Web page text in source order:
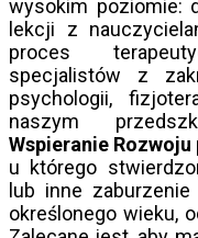
wysokim poziomie:
lekcji z
proces
specjalistów z
psychologii,
naszym
Wspieranie Rozwoju
u którego
lub inne
określonego wieku,